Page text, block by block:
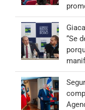
“Se